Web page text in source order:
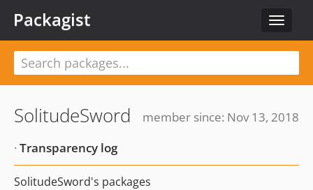
Toggle
Packagist
SolitudeSword
member since: Nov 13, 2018
· Transparency log
SolitudeSword's packages